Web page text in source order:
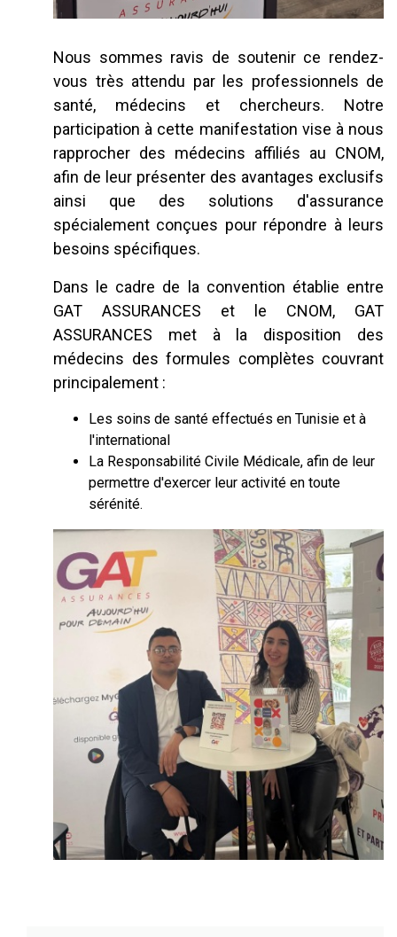
Nous sommes ravis de soutenir ce rendez-
vous très attendu par les professionnels de
santé, médecins et chercheurs. Notre
participation à cette manifestation vise à nous
rapprocher des médecins affiliés au CNOM,
afin de leur présenter des avantages exclusifs
ainsi que des solutions d'assurance
spécialement conçues pour répondre à leurs
besoins spécifiques.
Dans le cadre de la convention établie entre
GAT ASSURANCES et le CNOM, GAT
ASSURANCES met à la disposition des
médecins des formules complètes couvrant
principalement :
Les soins de santé effectués en Tunisie et à
l'international
La Responsabilité Civile Médicale, afin de leur
permettre d'exercer leur activité en toute
sérénité.